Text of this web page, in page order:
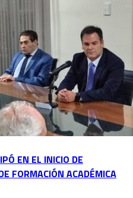
EN EL INICIO DE
FORMACIÓN ACADÉMICA